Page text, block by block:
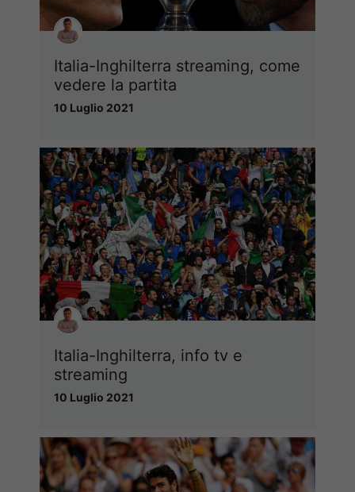
Italia-Inghilterra streaming, come
vedere la partita
10 Luglio 2021
Italia-Inghilterra, info tv e
streaming
10 Luglio 2021